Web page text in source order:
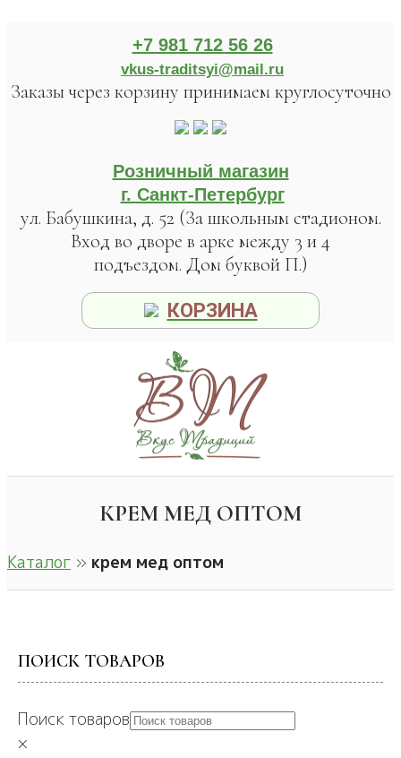
+7 981 712 56 26
vkus-traditsyi@mail.ru
Заказы через корзину принимаем круглосуточно
Розничный магазин
г. Санкт-Петербург
ул. Бабушкина, д. 52 (За школьным стадионом.
Вход во дворе в арке между 3 и 4
подъездом. Дом буквой П.)
КОРЗИНА
КРЕМ МЕД ОПТОМ
Каталог » крем мед оптом
ПОИСК ТОВАРОВ
Поиск товаров
×